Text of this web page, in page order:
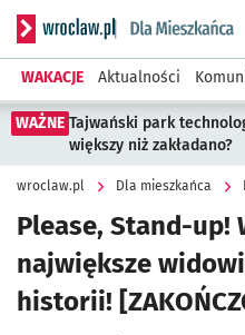
Serwis informacyjny
WAKACJE Aktualności
WAŻNE Tajwański park
większy niż zakładano?
wroclaw.pl Dla mieszkańca
Please, Stand-up!
największe
historii!